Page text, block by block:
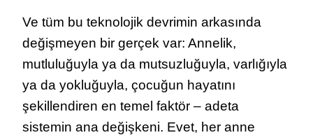
Ve tüm bu teknolojik devrimin arkasında
değişmeyen bir gerçek var: Annelik,
mutluluğuyla ya da mutsuzluğuyla, varlığıyla
ya da yokluğuyla, çocuğun hayatını
şekillendiren en temel faktör – adeta
sistemin ana değişkeni. Evet, her anne